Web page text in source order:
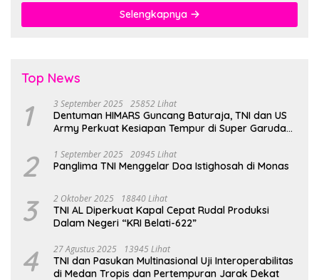
Selengkapnya
Top News
1 3 September 2025 25852 Lihat
Dentuman HIMARS Guncang Baturaja, TNI dan US
Army Perkuat Kesiapan Tempur di Super Garuda
2 1 September 2025 20945 Lihat
Panglima TNI Menggelar Doa Istighosah di Monas
3 2 Oktober 2025 18840 Lihat
TNI AL Diperkuat Kapal Cepat Rudal Produksi
Dalam Negeri “KRI Belati-622”
4 27 Agustus 2025 13945 Lihat
TNI dan Pasukan Multinasional Uji Interoperabilitas
di Medan Tropis dan Pertempuran Jarak Dekat